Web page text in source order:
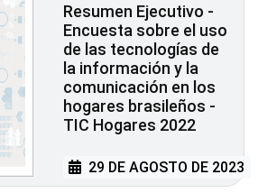
Resumen Ejecutivo -
Encuesta sobre el uso
de las tecnologías de
la información y la
comunicación en los
hogares brasileños -
TIC Hogares 2022
29 DE AGOSTO DE 2023